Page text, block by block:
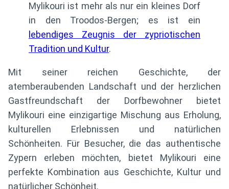
Mylikouri ist mehr als nur ein kleines Dorf
in den Troodos-Bergen; es ist ein
lebendiges Zeugnis der zypriotischen
Tradition und Kultur.
Mit seiner reichen Geschichte, der
atemberaubenden Landschaft und der herzlichen
Gastfreundschaft der Dorfbewohner bietet
Mylikouri eine einzigartige Mischung aus Erholung,
kulturellen Erlebnissen und natürlichen
Schönheiten. Für Besucher, die das authentische
Zypern erleben möchten, bietet Mylikouri eine
perfekte Kombination aus Geschichte, Kultur und
natürlicher Schönheit.